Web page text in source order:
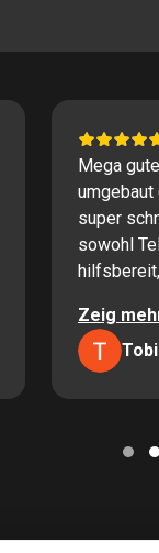
Mega
super
sowohl
Zeig